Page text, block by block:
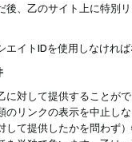
、乙のサイト上に特別
イトIDを使用しなけれ
対して提供することが
のリンクの表示を中止し
て提供したかを問わず